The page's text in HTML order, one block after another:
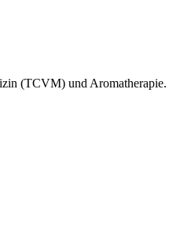
(TCVM) und Aromatherapie.